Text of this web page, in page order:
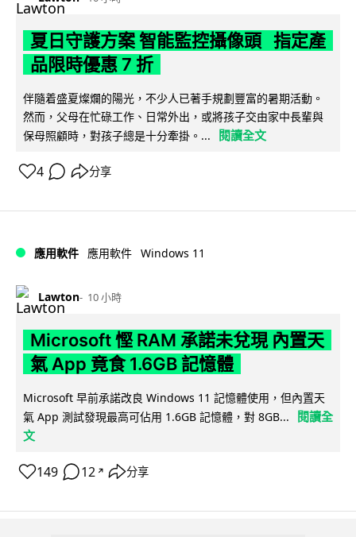
夏日守護方案 智能監控攝像頭 指定產
品限時優惠 7 折
伴隨着盛夏燦爛的陽光，不少人已著手規劃豐富的暑期活動。
然而，父母在忙碌工作、日常外出，或將孩子交由家中長輩與
保母照顧時，對孩子總是十分牽掛。...
閱讀全文
4 分享
應用軟件 應用軟件 Windows 11
Lawton 10 小時
Microsoft 慳 RAM 承諾未兌現 內置天
氣 App 竟食 1.6GB 記憶體
Microsoft 早前承諾改良 Windows 11 記憶體使用，但內置天
氣 App 測試發現最高可佔用 1.6GB 記憶體，對 8GB...
閱讀全
文
149 12 ↗ 分享